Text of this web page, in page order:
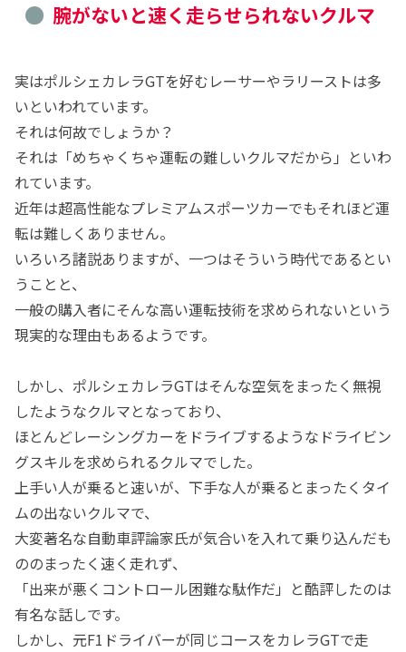
腕がないと速く走らせられないクルマ
実はポルシェカレラGTを好むレーサーやラリーストは多
いといわれています。
それは何故でしょうか？
それは「めちゃくちゃ運転の難しいクルマだから」といわ
れています。
近年は超高性能なプレミアムスポーツカーでもそれほど運
転は難しくありません。
いろいろ諸説ありますが、一つはそういう時代であるとい
うことと、
一般の購入者にそんな高い運転技術を求められないという
現実的な理由もあるようです。
しかし、ポルシェカレラGTはそんな空気をまったく無視
したようなクルマとなっており、
ほとんどレーシングカーをドライブするようなドライビン
グスキルを求められるクルマでした。
上手い人が乗ると速いが、下手な人が乗るとまったくタイ
ムの出ないクルマで、
大変著名な自動車評論家氏が気合いを入れて乗り込んだも
ののまったく速く走れず、
「出来が悪くコントロール困難な駄作だ」と酷評したのは
有名な話しです。
しかし、元F1ドライバーが同じコースをカレラGTで走